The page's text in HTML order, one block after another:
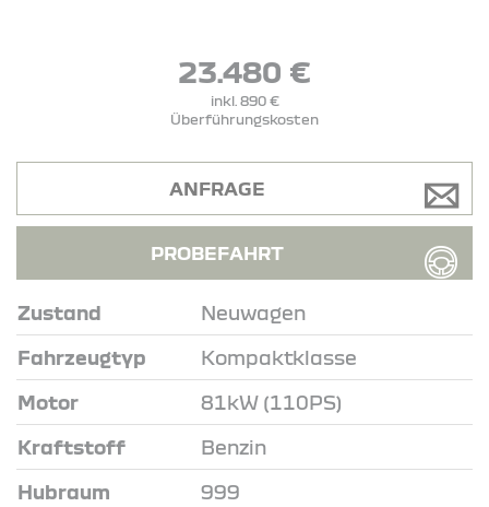
23.480 €
inkl. 890 €
Überführungskosten
Zustand Neuwagen
Fahrzeugtyp Kompaktklasse
Motor 81kW (110PS)
Kraftstoff Benzin
Hubraum 999
ANFRAGE
PROBEFAHRT